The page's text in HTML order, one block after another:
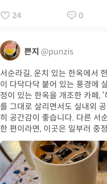
24 0
쁜지 @punzis
서순라길, 운치 있는 한옥에서
이 다닥다닥 붙어 있는 풍경에
정이 있는 한옥을 개조한 카페,
를 그대로 살리면서도 실내외
히 공간감이 좋습니다. 다른 서
한 편이라면, 이곳은 일부러 중